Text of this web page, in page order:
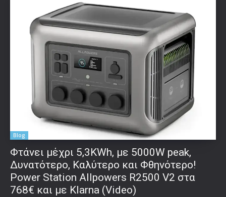
Blog
Φτάνει μέχρι 5,3KWh, με 5000W peak,
Δυνατότερο, Καλύτερο και Φθηνότερο!
Power Station Allpowers R2500 V2 στα
768€ και με Klarna (Video)